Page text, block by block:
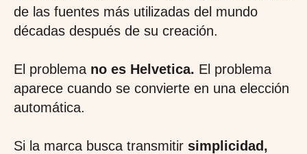
de las fuentes más utilizadas del mundo
décadas después de su creación.
El problema no es Helvetica. El problema
aparece cuando se convierte en una elección
automática.
Si la marca busca transmitir simplicidad,